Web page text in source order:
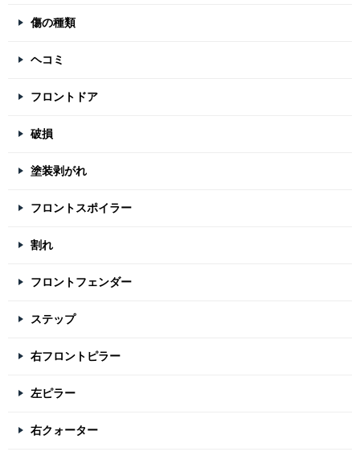
傷の種類
ヘコミ
フロントドア
破損
塗装剥がれ
フロントスポイラー
割れ
フロントフェンダー
ステップ
右フロントピラー
左ピラー
右クォーター